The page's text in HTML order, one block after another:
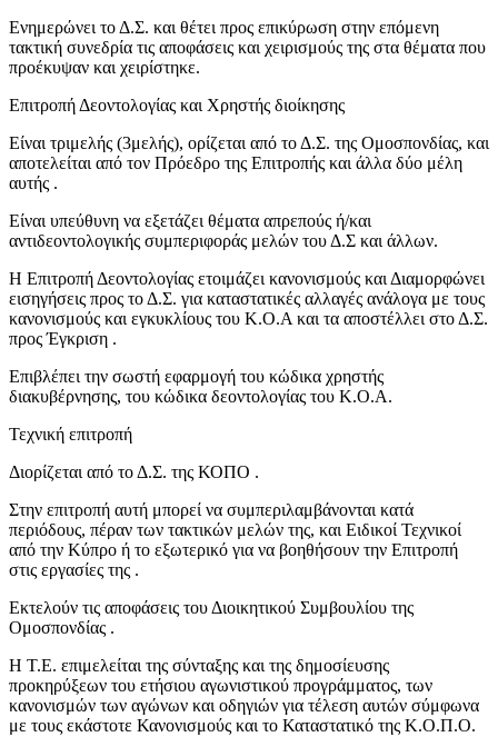
Ενημερώνει το Δ.Σ. και θέτει προς επικύρωση στην επόμενη
τακτική συνεδρία τις αποφάσεις και χειρισμούς της στα θέματα που
προέκυψαν και χειρίστηκε.
Επιτροπή Δεοντολογίας και Χρηστής διοίκησης
Είναι τριμελής (3μελής), ορίζεται από το Δ.Σ. της Ομοσπονδίας, και
αποτελείται από τον Πρόεδρο της Επιτροπής και άλλα δύο μέλη
αυτής .
Είναι υπεύθυνη να εξετάζει θέματα απρεπούς ή/και
αντιδεοντολογικής συμπεριφοράς μελών του Δ.Σ και άλλων.
Η Επιτροπή Δεοντολογίας ετοιμάζει κανονισμούς και Διαμορφώνει
εισηγήσεις προς το Δ.Σ. για καταστατικές αλλαγές ανάλογα με τους
κανονισμούς και εγκυκλίους του Κ.Ο.Α και τα αποστέλλει στο Δ.Σ.
προς Έγκριση .
Επιβλέπει την σωστή εφαρμογή του κώδικα χρηστής
διακυβέρνησης, του κώδικα δεοντολογίας του Κ.Ο.Α.
Τεχνική επιτροπή
Διορίζεται από το Δ.Σ. της ΚΟΠΟ .
Στην επιτροπή αυτή μπορεί να συμπεριλαμβάνονται κατά
περιόδους, πέραν των τακτικών μελών της, και Ειδικοί Τεχνικοί
από την Κύπρο ή το εξωτερικό για να βοηθήσουν την Επιτροπή
στις εργασίες της .
Εκτελούν τις αποφάσεις του Διοικητικού Συμβουλίου της
Ομοσπονδίας .
Η Τ.Ε. επιμελείται της σύνταξης και της δημοσίευσης
προκηρύξεων του ετήσιου αγωνιστικού προγράμματος, των
κανονισμών των αγώνων και οδηγιών για τέλεση αυτών σύμφωνα
με τους εκάστοτε Κανονισμούς και το Καταστατικό της Κ.Ο.Π.Ο.